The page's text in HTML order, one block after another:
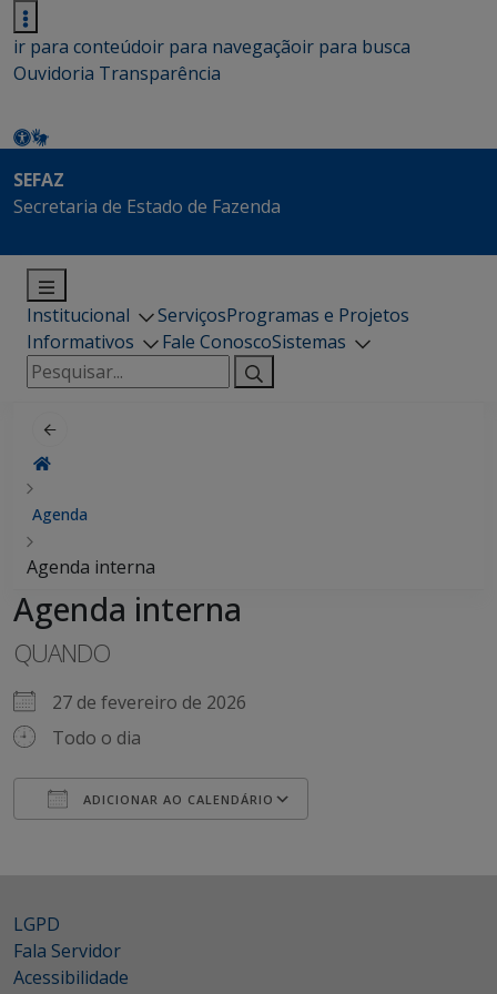
ir para conteúdoir para navegaçãoir para busca
Ouvidoria Transparência
SEFAZ
Secretaria de Estado de Fazenda
Institucional ServiçosProgramas e Projetos
Informativos
Fale ConoscoSistemas
Pesquisar
por:
Agenda
Agenda interna
Agenda interna
QUANDO
27 de fevereiro de 2026
Todo o dia
ADICIONAR AO CALENDÁRIO
LGPD
Fala Servidor
Acessibilidade